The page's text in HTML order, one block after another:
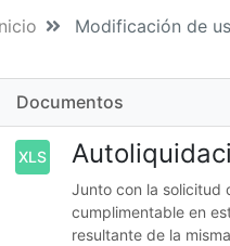
Modificación de
Documentos
XLS
Junto con la solicitud
cumplimentable en
resultante de la